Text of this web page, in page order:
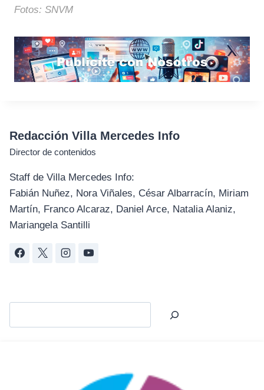
Fotos: SNVM
Redacción Villa Mercedes Info
Director de contenidos
Staff de Villa Mercedes Info:
Fabián Nuñez, Nora Viñales, César Albarracín, Miriam
Martín, Franco Alcaraz, Daniel Arce, Natalia Alaniz,
Mariangela Santilli